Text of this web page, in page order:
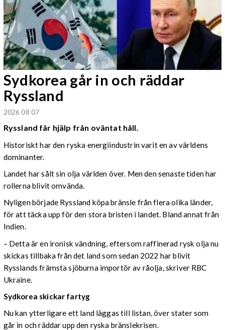
Sydkorea går in och räddar
Ryssland
2026 08 07
Ryssland får hjälp från oväntat håll.
Historiskt har den ryska energiindustrin varit en av världens
dominanter.
Landet har sålt sin olja världen över. Men den senaste tiden har
rollerna blivit omvända.
Nyligen började Ryssland köpa bränsle från flera olika länder,
för att täcka upp för den stora bristen i landet. Bland annat från
Indien.
– Detta är en ironisk vändning, eftersom raffinerad rysk olja nu
skickas tillbaka från det land som sedan 2022 har blivit
Rysslands främsta sjöburna importör av råolja, skriver RBC
Ukraine.
Sydkorea skickar fartyg
Nu kan ytterligare ett land läggas till listan, över stater som
går in och räddar upp den ryska bränslekrisen.